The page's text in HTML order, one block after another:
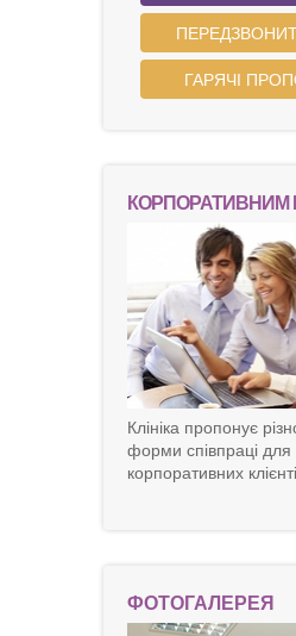
ГАРЯЧІ
КОРПОРАТИВНИМ
Клініка пропонує
форми співпраці для
корпоративних
ФОТОГАЛЕРЕЯ